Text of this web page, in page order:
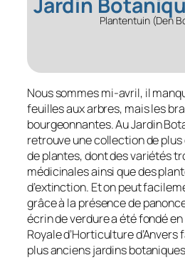
Jardin
Plantentuin (Den
Nous sommes mi-avril, il
feuilles aux arbres, mais les
bourgeonnantes. Au Jardin
retrouve une collection de
de plantes, dont des variétés
médicinales ainsi que des
d’extinction. Et on peut
grâce à la présence de
écrin de verdure a été fondé
Royale d’Horticulture d’Anvers
plus anciens jardins